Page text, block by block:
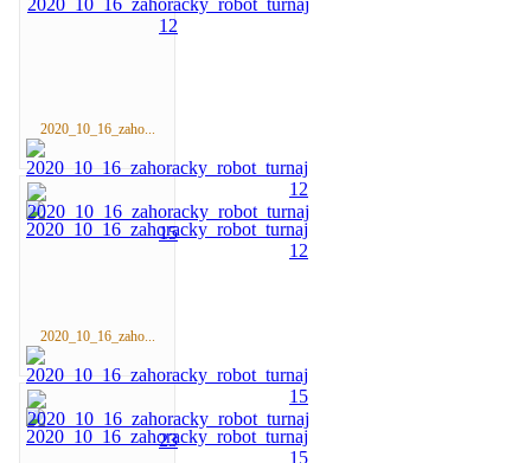
2020_10_16_zaho...
2020_10_16_zaho...